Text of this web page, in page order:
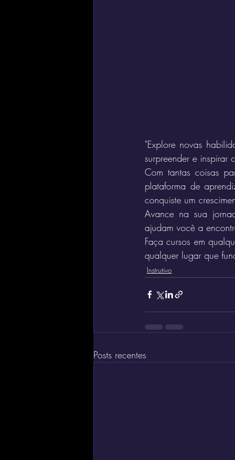
"Explore novas
surpreender e inspirar
Com tantas coisas
plataforma de
conquiste um
Avance na sua
ajudam você a
Faça cursos em
qualquer lugar que
Instrutivo
Posts recentes